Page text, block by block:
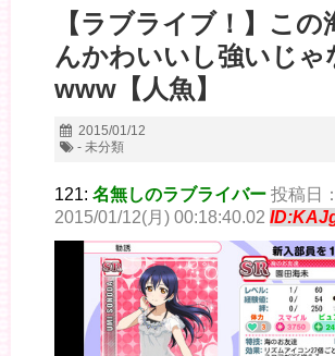
【ラブライブ！】この
んかわいいし強いじゃ
www【人魚】
2015/01/12
- 未分類
121: 名無しのラブライバー 投稿日：
2015/01/12(月) 00:18:40.02